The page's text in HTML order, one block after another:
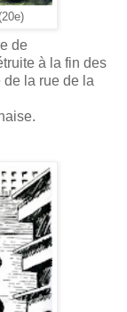
de
à la fin des
la rue de la